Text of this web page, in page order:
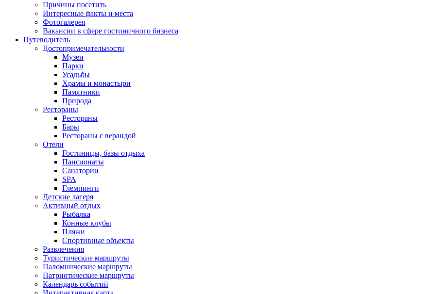
Причины посетить
Интересные факты и места
Фотогалерея
Вакансии в сфере гостиничного бизнеса
Путеводитель
Достопримечательности
Музеи
Парки
Усадьбы
Храмы и монастыри
Памятники
Природа
Рестораны
Рестораны
Бары
Рестораны с верандой
Отели
Гостиницы, базы отдыха
Пансионаты
Санатории
SPA
Глемпинги
Детские лагеря
Активный отдых
Рыбалка
Конные клубы
Пляжи
Спортивные объекты
Развлечения
Туристические маршруты
Паломнические маршруты
Патриотические маршруты
Календарь событий